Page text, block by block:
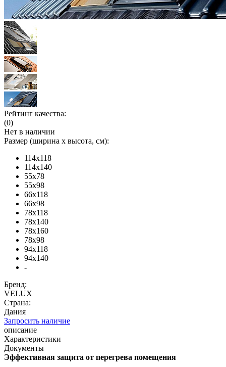
Рейтинг качества:
(0)
Нет в наличии
Размер (ширина х высота, см):
114x118
114x140
55x78
55x98
66x118
66x98
78x118
78x140
78x160
78x98
94x118
94x140
-
Бренд:
VELUX
Страна:
Дания
Запросить наличие
описание
Характеристики
Документы
Эффективная защита от перегрева помещения